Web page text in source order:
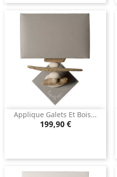
Applique Galets Et Bois...
Prix
199,90 €